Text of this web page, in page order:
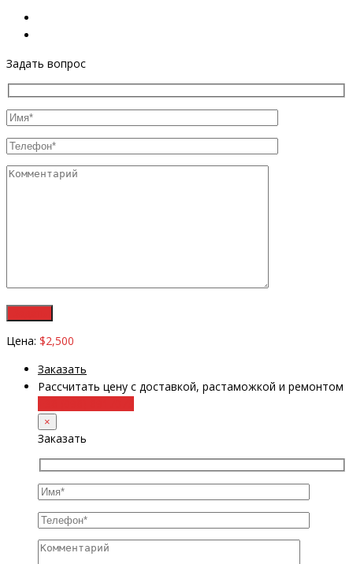
Задать вопрос
Цена: $2,500
Заказать
Рассчитать цену с доставкой, растаможкой и ремонтом
×
Заказать